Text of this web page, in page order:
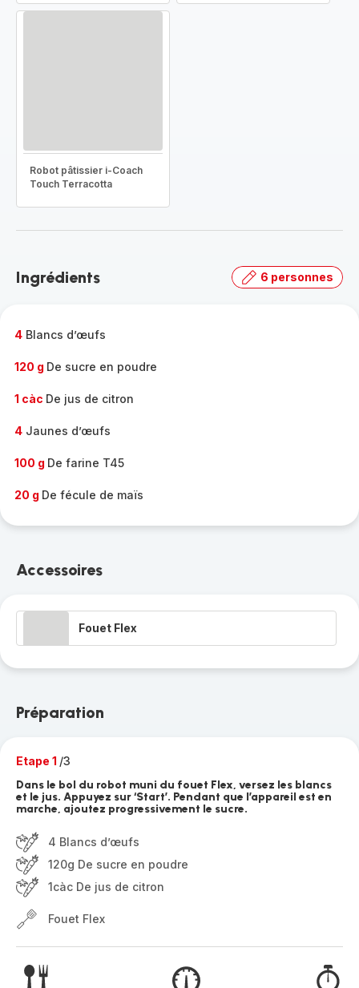
Robot pâtissier i-Coach
Touch Terracotta
Ingrédients 6 personnes
4 Blancs d’œufs
120 g De sucre en poudre
1 càc De jus de citron
4 Jaunes d’œufs
100 g De farine T45
20 g De fécule de maïs
Accessoires
Fouet Flex
Préparation
Etape 1 /3
Dans le bol du robot muni du fouet Flex, versez les blancs
et le jus. Appuyez sur ‘Start’. Pendant que l’appareil est en
marche, ajoutez progressivement le sucre.
4 Blancs d’œufs
120g De sucre en poudre
1càc De jus de citron
Fouet Flex